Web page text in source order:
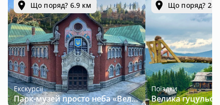
Що поряд? 6.9 км
Екскурсії
Парк-музей просто неба «Велична Україна»
Що поряд?
Поїздки